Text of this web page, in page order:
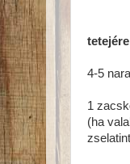
4-5
1
(ha